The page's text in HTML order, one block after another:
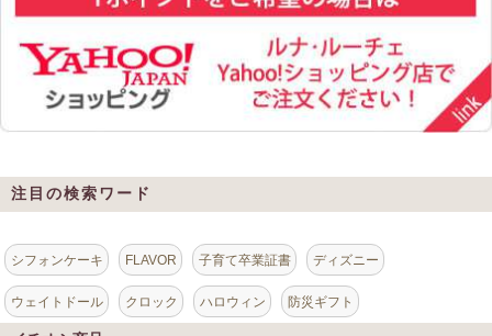
注目の検索ワード
シフォンケーキ FLAVOR 子育て卒業証書 ディズニー
ウェイトドール クロック ハロウィン 防災ギフト